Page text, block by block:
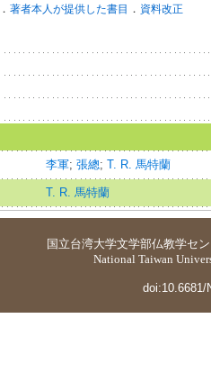
． 著者本人が提供した書目 ． 資料改正
李軍; 張總; T. R. 馬特蘭
T. R. 馬特蘭
国立台湾大学文学部仏教学セ
National Taiwan
doi:10.6681/